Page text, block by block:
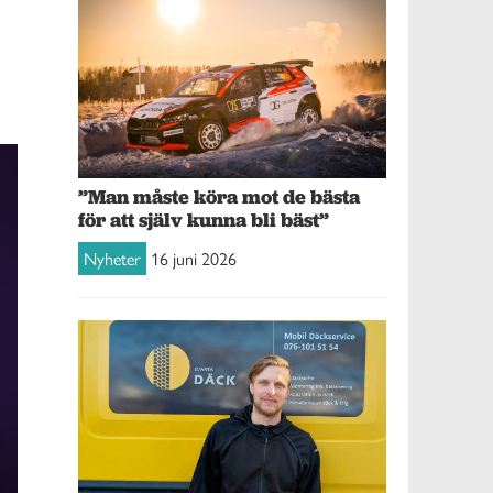
”Man måste köra mot de bästa
för att själv kunna bli bäst”
Nyheter 16 juni 2026